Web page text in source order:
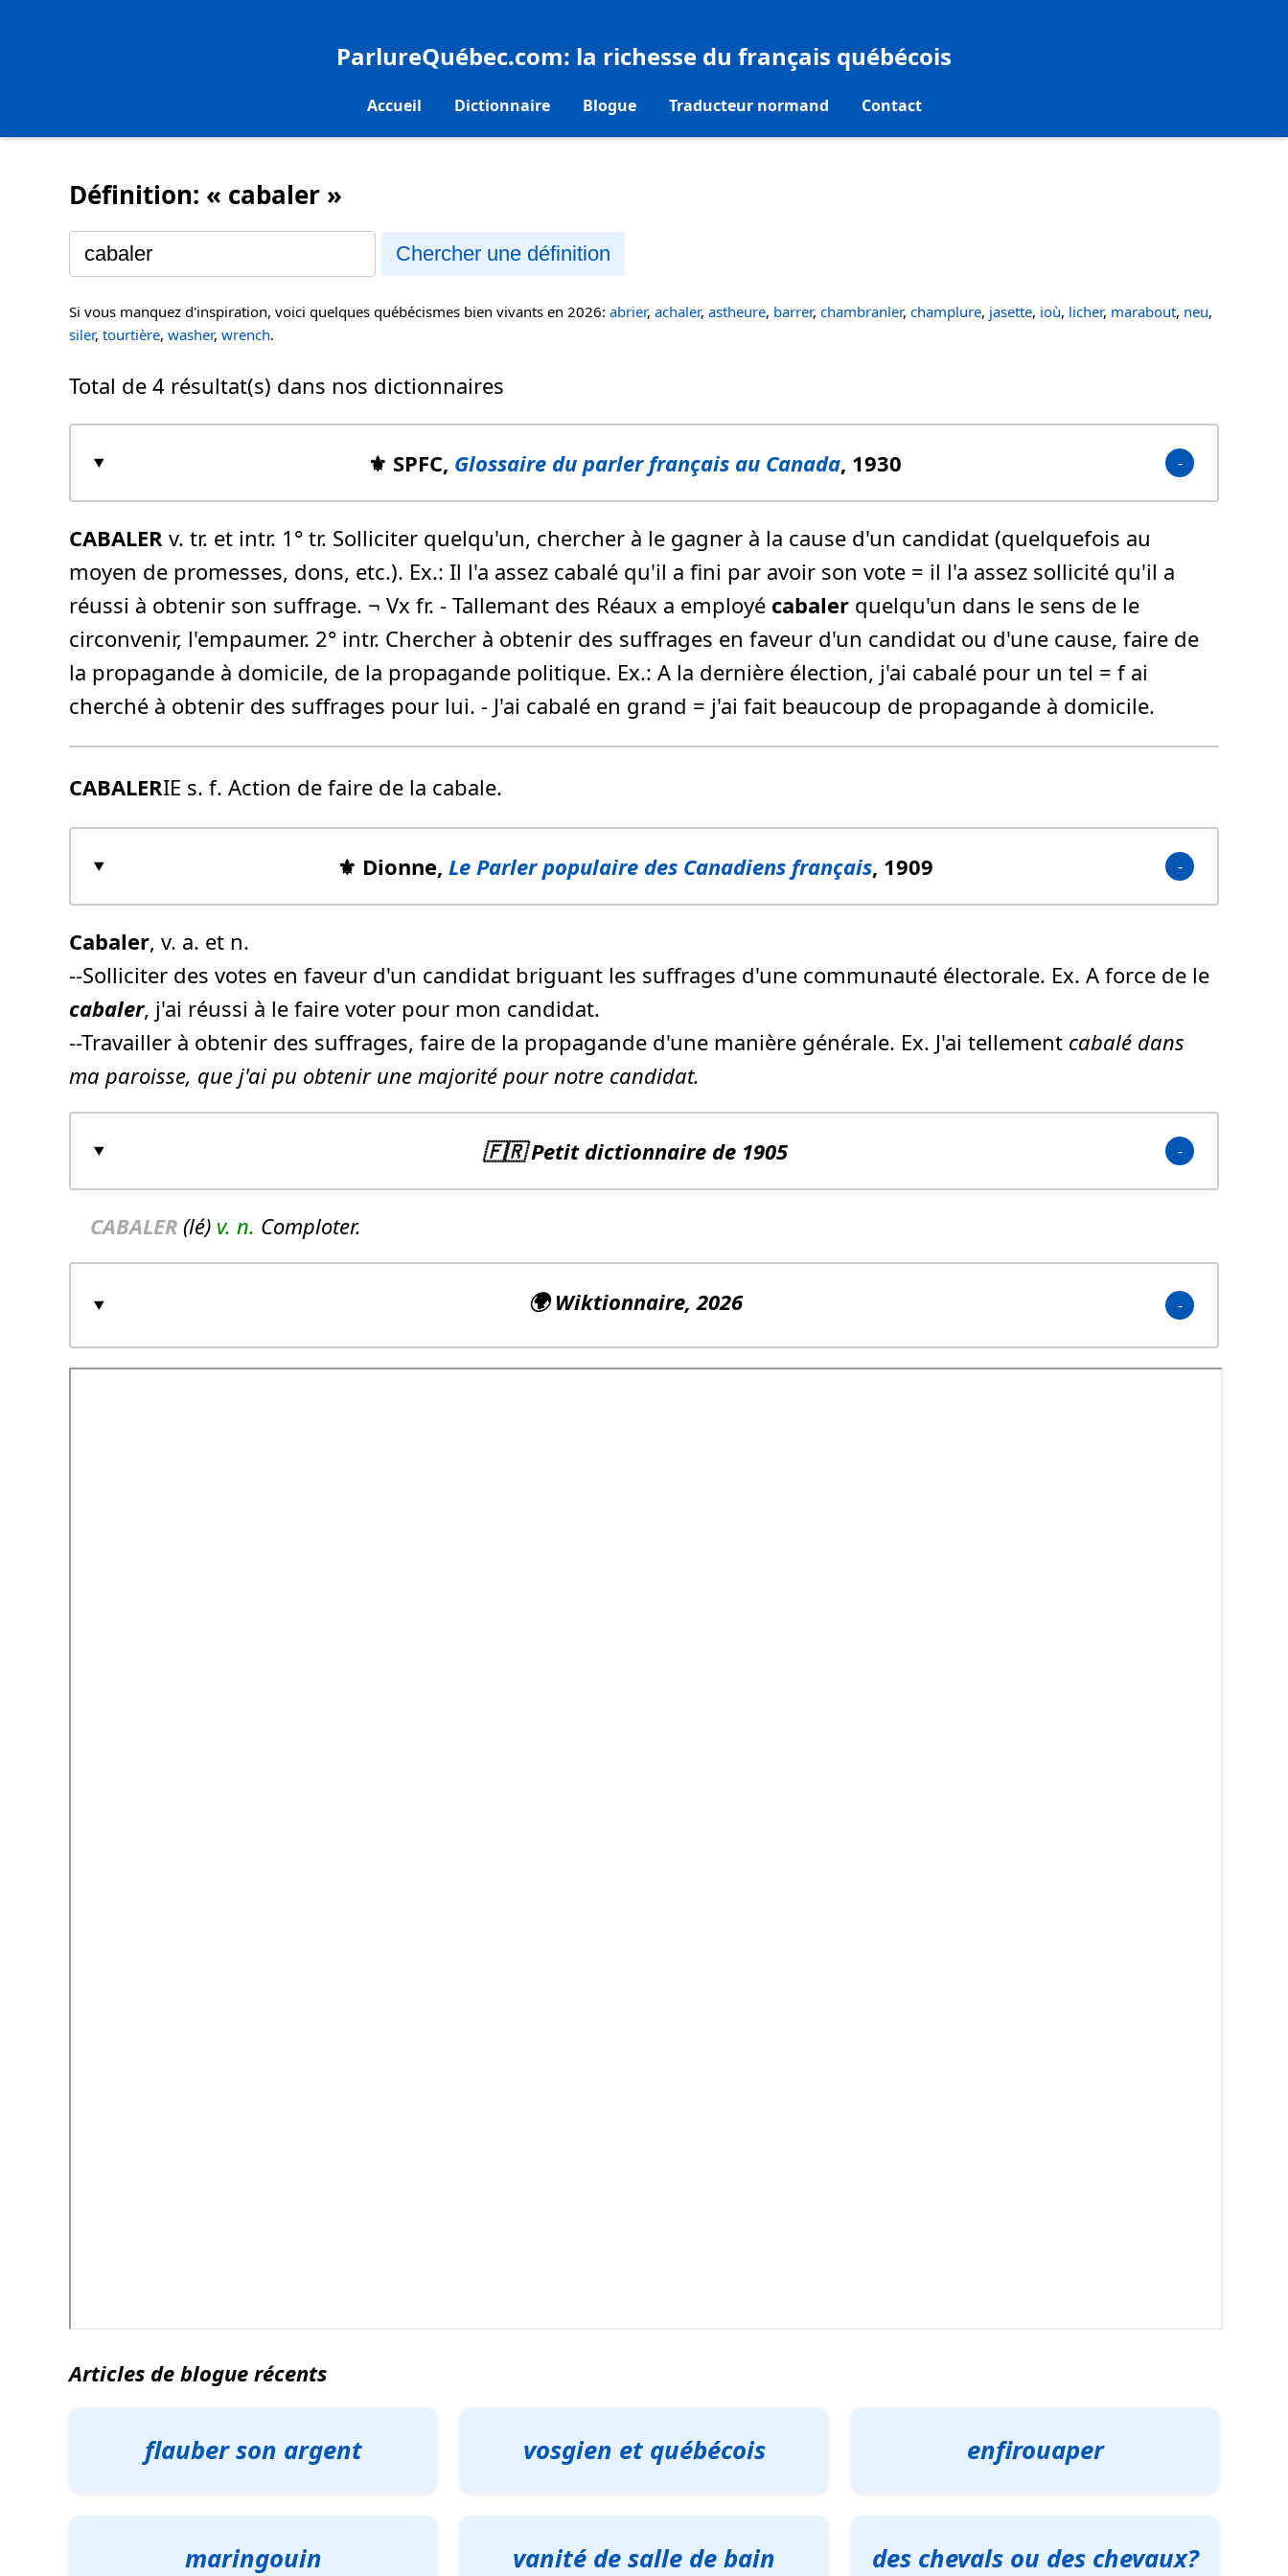
ParlureQuébec.com: la richesse du français québécois
Accueil Dictionnaire Blogue Traducteur normand Contact
Définition: « cabaler »
Chercher une définition
Si vous manquez d'inspiration, voici quelques québécismes bien vivants en 2026: abrier, achaler, astheure, barrer, chambranler, champlure, jasette, ioù, licher, marabout, neu,
siler, tourtière, washer, wrench.
Total de 4 résultat(s) dans nos dictionnaires
⚜️ SPFC, Glossaire du parler français au Canada, 1930
CABALER v. tr. et intr. 1° tr. Solliciter quelqu'un, chercher à le gagner à la cause d'un candidat (quelquefois au
moyen de promesses, dons, etc.). Ex.: Il l'a assez cabalé qu'il a fini par avoir son vote = il l'a assez sollicité qu'il a
réussi à obtenir son suffrage. ¬ Vx fr. - Tallemant des Réaux a employé cabaler quelqu'un dans le sens de le
circonvenir, l'empaumer. 2° intr. Chercher à obtenir des suffrages en faveur d'un candidat ou d'une cause, faire de
la propagande à domicile, de la propagande politique. Ex.: A la dernière élection, j'ai cabalé pour un tel = f ai
cherché à obtenir des suffrages pour lui. - J'ai cabalé en grand = j'ai fait beaucoup de propagande à domicile.
CABALERIE s. f. Action de faire de la cabale.
⚜️ Dionne, Le Parler populaire des Canadiens français, 1909
Cabaler, v. a. et n.
--Solliciter des votes en faveur d'un candidat briguant les suffrages d'une communauté électorale. Ex. A force de le
cabaler, j'ai réussi à le faire voter pour mon candidat.
--Travailler à obtenir des suffrages, faire de la propagande d'une manière générale. Ex. J'ai tellement cabalé dans
ma paroisse, que j'ai pu obtenir une majorité pour notre candidat.
🇫🇷 Petit dictionnaire de 1905
CABALER (lé) v. n. Comploter.
🌍Wiktionnaire, 2026
Articles de blogue récents
flauber son argent vosgien et québécois enfirouaper
maringouin vanité de salle de bain des chevals ou des chevaux?